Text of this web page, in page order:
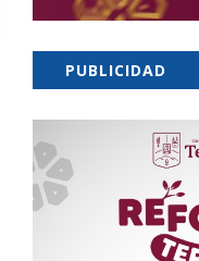
PUBLICIDAD